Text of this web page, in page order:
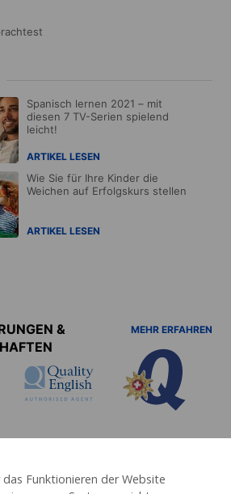
Funktionieren der Website
Spanisch lernen 2021 – mit
diesen 7 TV-Serien spielend
leicht!
ARTIKEL LESEN
Wie Sie für Ihre Kinder die
Weichen auf Erfolgskurs stellen
ARTIKEL LESEN
&
MEHR ERFAHREN
AGB's Impressum
Partner
zur Barrierefreiheit